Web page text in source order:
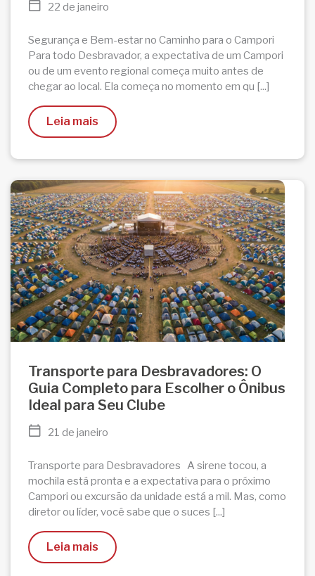
22 de janeiro
Segurança e Bem-estar no Caminho para o Campori
Para todo Desbravador, a expectativa de um Campori
ou de um evento regional começa muito antes de
chegar ao local. Ela começa no momento em qu [...]
Leia mais
Transporte para Desbravadores: O
Guia Completo para Escolher o Ônibus
Ideal para Seu Clube
21 de janeiro
Transporte para Desbravadores A sirene tocou, a
mochila está pronta e a expectativa para o próximo
Campori ou excursão da unidade está a mil. Mas, como
diretor ou líder, você sabe que o suces [...]
Leia mais